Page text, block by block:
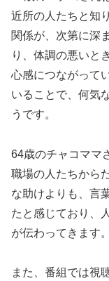
近所の人たちと知
関係が、次第に深
り、体調の悪いと
心感につながって
いることで、何気
うです。
64歳のチャコママ
職場の人たちから
な助けよりも、言
たと感じており、
が伝わってきます。
また、番組では視